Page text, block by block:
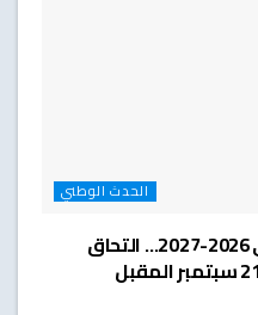
الحدث الوطني
تعديل رزنامة الدخول المدرسي 2026-2027… التحاق